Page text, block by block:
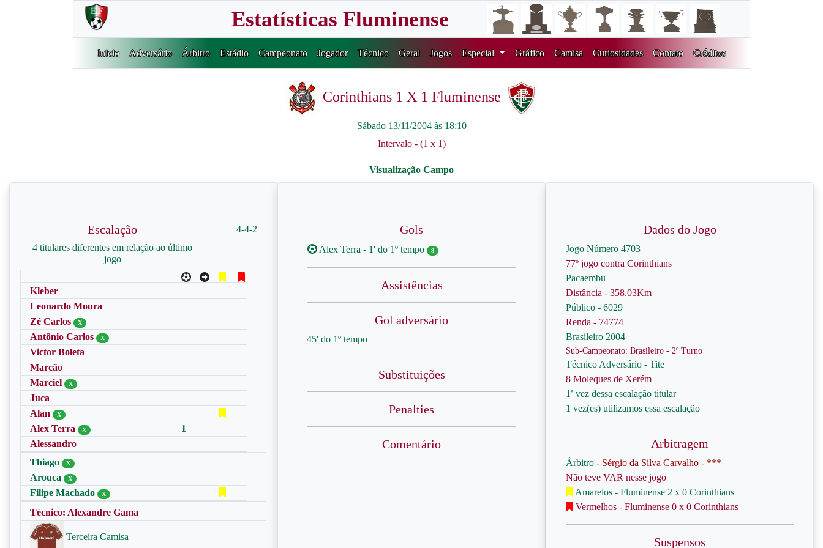
Estatísticas Fluminense
Inicio Adversário Árbitro Estádio Campeonato Jogador Técnico Geral Jogos Especial Gráfico Camisa Curiosidades Contato Créditos
Corinthians 1 X 1 Fluminense
Sábado 13/11/2004 às 18:10
Intervalo - (1 x 1)
Escalação
4 titulares diferentes em relação ao último
jogo
4-4-2
Kleber
Leonardo Moura
Zé Carlos
X
Antônio Carlos X
Victor Boleta
Marcão
Marciel
X
Juca
Alan
X
Alex Terra X
1
Alessandro
Thiago
X
Arouca X
Filipe Machado X
Técnico: Alexandre Gama
Terceira Camisa
Gols
Alex Terra - 1' do 1º tempo 8
Assistências
Gol adversário
45' do 1º tempo
Substituições
Penalties
Comentário
Dados do Jogo
Jogo Número 4703
77º jogo contra Corinthians
Pacaembu
Distância - 358.03Km
Público - 6029
Renda - 74774
Brasileiro 2004
Sub-Campeonato: Brasileiro - 2º Turno
Técnico Adversário - Tite
8 Moleques de Xerém
1ª vez dessa escalação titular
1 vez(es) utilizamos essa escalação
Arbitragem
Árbitro - Sérgio da Silva Carvalho - ***
Não teve VAR nesse jogo
Amarelos - Fluminense 2 x 0 Corinthians
Vermelhos - Fluminense 0 x 0 Corinthians
Suspensos